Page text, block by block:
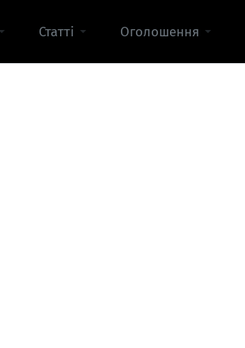
Статті Оголошення